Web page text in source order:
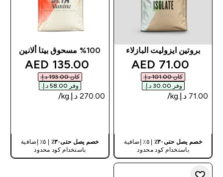
بروتين ايزوليت البازلاء
discounted price
71.00 AED‎
كان ‏101.00 د.إ.‏‎
وفر ‏30.00 د.إ.‏‎
خصم يصل حتى٣٠٪
| ٥٪ إضافية
باستخدام كود محدود
%100 مسحوق بيتا ألانين
price
135.00 AED‎
كان ‏193.00 د.إ.‏‎
وفر ‏58.00 د.إ.‏‎
خصم يصل حتى٣٠٪
| ٥٪ إضافية
باستخدام كود محدود